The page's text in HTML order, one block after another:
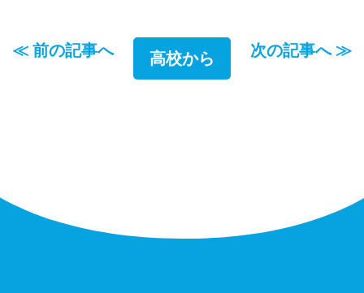
≪ 前の記事へ 高校から 次の記事へ ≫